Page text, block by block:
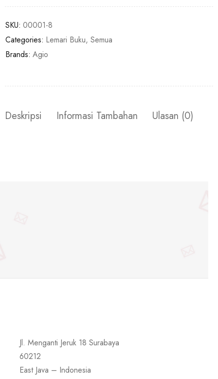
SKU: 00001-8
Categories: Lemari Buku, Semua
Brands: Agio
Deskripsi Informasi Tambahan Ulasan (0)
Jl. Menganti Jeruk 18 Surabaya
60212
East Java – Indonesia